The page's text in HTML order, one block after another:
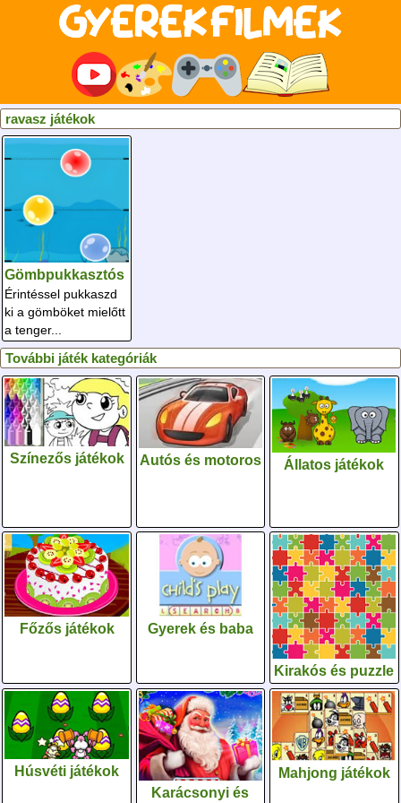
ravasz játékok
Gömbpukkasztós
Érintéssel pukkaszd
ki a gömböket mielőtt
a tenger...
További játék kategóriák
Színezős játékok Autós és motoros Állatos játékok
Főzős játékok Gyerek és baba
Kirakós és puzzle
Húsvéti játékok
Karácsonyi és
Mahjong játékok